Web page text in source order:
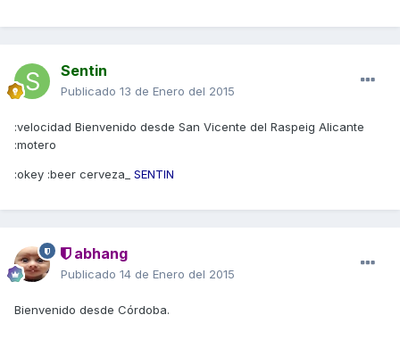
Sentin
Publicado 13 de Enero del 2015
:velocidad Bienvenido desde San Vicente del Raspeig Alicante
:motero
:okey :beer cerveza_ SENTIN
abhang
Publicado 14 de Enero del 2015
Bienvenido desde Córdoba.